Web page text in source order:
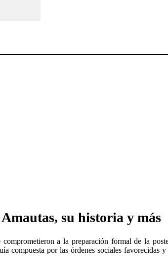
su historia y más
comprometieron a la preparación formal de la
compuesta por las órdenes sociales favorecidas